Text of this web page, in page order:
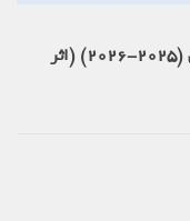
قوانین تکنیکی فدراسیون جهانی شمشیربازی (2025-2026) (اثر